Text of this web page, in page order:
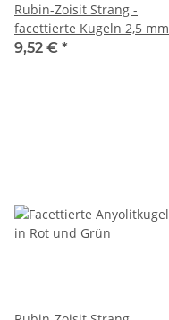
Rubin-Zoisit Strang -
facettierte Kugeln 2,5 mm
grün rot, 38,5 cm /2082
9,52 € *